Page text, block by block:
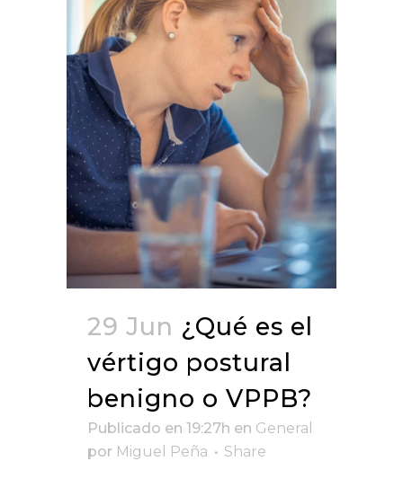
29 Jun ¿Qué es el
vértigo postural
benigno o VPPB?
Publicado en 19:27h en General
por Miguel Peña Share